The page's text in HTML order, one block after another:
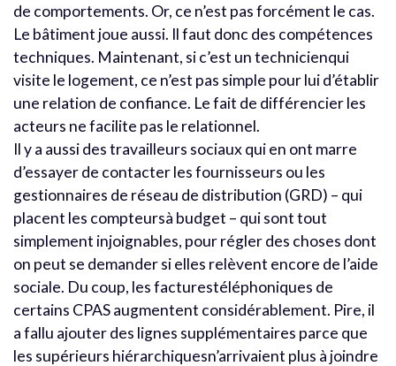
de comportements. Or, ce n’est pas forcément le cas.
Le bâtiment joue aussi. Il faut donc des compétences
techniques. Maintenant, si c’est un technicienqui
visite le logement, ce n’est pas simple pour lui d’établir
une relation de confiance. Le fait de différencier les
acteurs ne facilite pas le relationnel.
Il y a aussi des travailleurs sociaux qui en ont marre
d’essayer de contacter les fournisseurs ou les
gestionnaires de réseau de distribution (GRD) – qui
placent les compteursà budget – qui sont tout
simplement injoignables, pour régler des choses dont
on peut se demander si elles relèvent encore de l’aide
sociale. Du coup, les facturestéléphoniques de
certains CPAS augmentent considérablement. Pire, il
a fallu ajouter des lignes supplémentaires parce que
les supérieurs hiérarchiquesn’arrivaient plus à joindre